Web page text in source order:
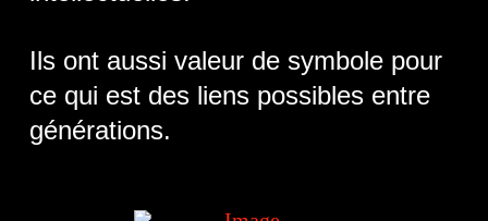
Ils ont aussi valeur de symbole pour
ce qui est des liens possibles entre
générations.